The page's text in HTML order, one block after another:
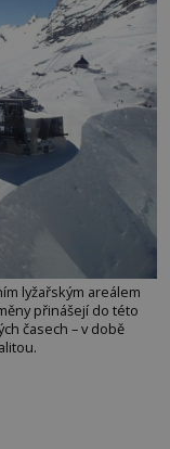
lyžařským areálem
přinášejí do této
časech – v době